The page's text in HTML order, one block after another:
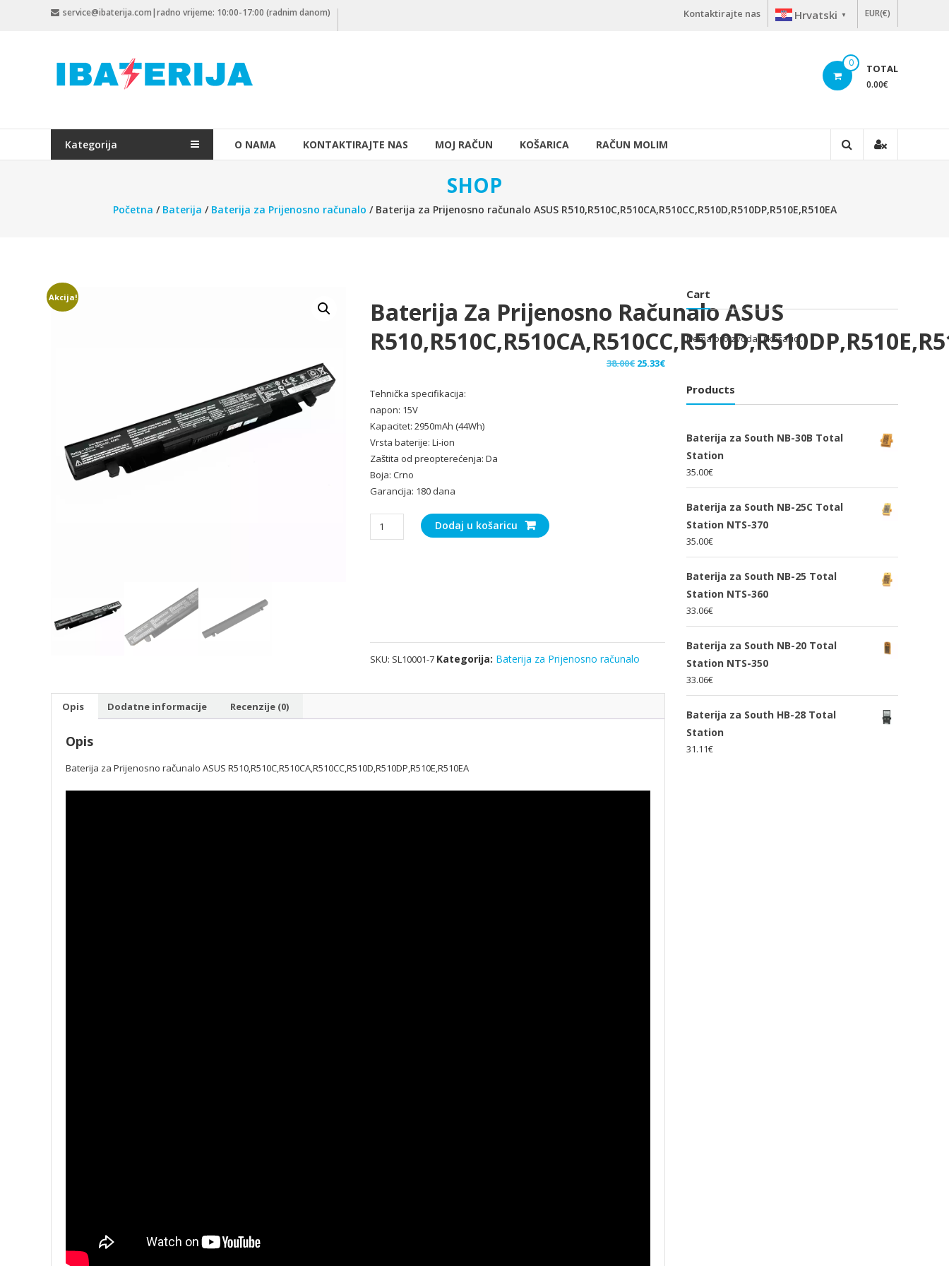
service@ibaterija.com|radno vrijeme: 10:00-17:00 (radnim danom) Kontaktirajte nas Hrvatski ▼ EUR(€)
0 TOTAL
0.00€
Kategorija O NAMA KONTAKTIRAJTE NAS MOJ RAČUN KOŠARICA RAČUN MOLIM
SHOP
Početna / Baterija / Baterija za Prijenosno računalo / Baterija za Prijenosno računalo ASUS R510,R510C,R510CA,R510CC,R510D,R510DP,R510E,R510EA
Akcija!
Baterija Za Prijenosno Računalo ASUS
38.00€ Izvorna
25.33€Trenutna
Tehnička specifikacija:
napon: 15V
Kapacitet: 2950mAh (44Wh)
Vrsta baterije: Li-ion
Zaštita od preopterećenja: Da
Boja: Crno
Garancija: 180 dana
Baterija
za
Dodaj u košaricu
SKU: SL10001-7 Kategorija: Baterija za Prijenosno računalo
Opis Dodatne informacije Recenzije (0)
Opis
Baterija za Prijenosno računalo ASUS R510,R510C,R510CA,R510CC,R510D,R510DP,R510E,R510EA
Cart
Nema proizvoda u košarici.
Products
Baterija za South NB-30B Total
Station
35.00€
Baterija za South NB-25C Total
Station NTS-370
35.00€
Baterija za South NB-25 Total
Station NTS-360
33.06€
Baterija za South NB-20 Total
Station NTS-350
33.06€
Baterija za South HB-28 Total
Station
31.11€